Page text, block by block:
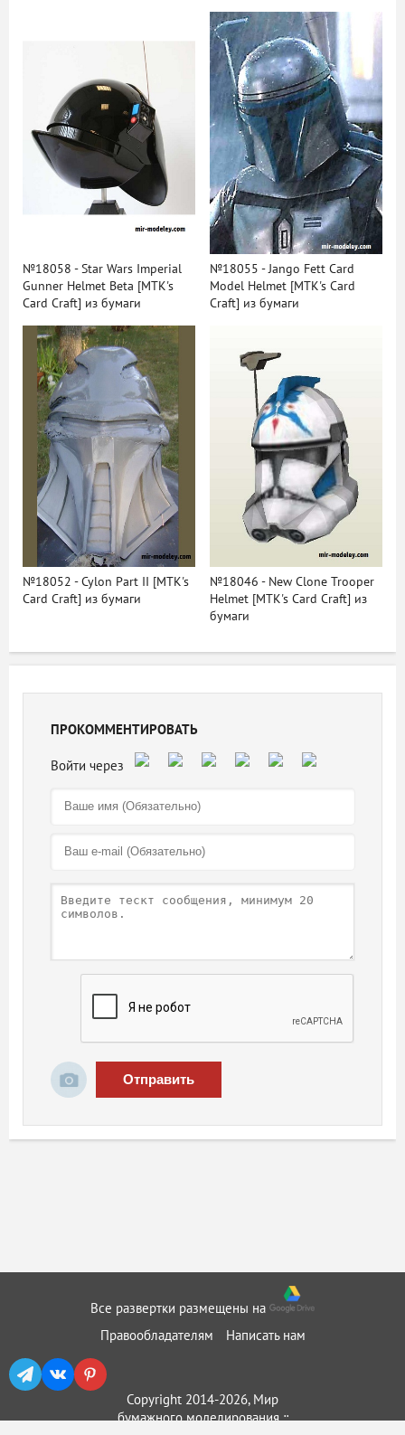
№18058 - Star Wars Imperial
Gunner Helmet Beta [MTK's
Card Craft] из бумаги
№18055 - Jango Fett Card
Model Helmet [MTK's Card
Craft] из бумаги
№18052 - Cylon Part II [MTK's
Card Craft] из бумаги
№18046 - New Clone Trooper
Helmet [MTK's Card Craft] из
бумаги
ПРОКОММЕНТИРОВАТЬ
Отправить
Все развертки размещены на
Правообладателям
Написать нам
Copyright 2014-2026, Мир
бумажного моделирования ::